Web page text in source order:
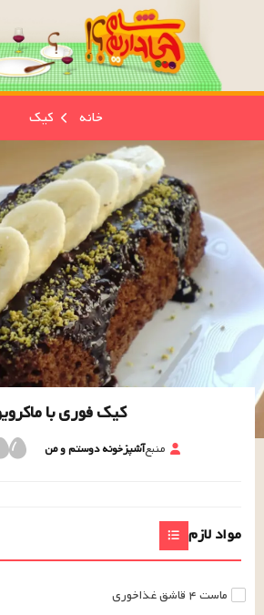
خانه کیک
کیک فوری با
منبعآشپزخونه دوستم و من
مواد لازم
ماست۴ قاشق غذاخوری